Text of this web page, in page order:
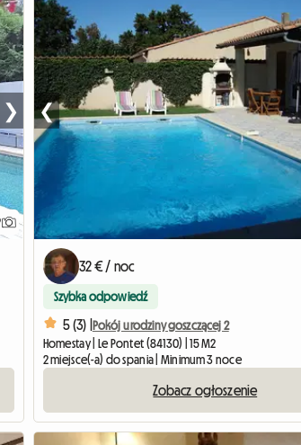
❯ ❮
32 € / noc
Szybka odpowiedź
5 (3) |
Pokój u rodziny goszczącej 2
Homestay | Le Pontet (84130) | 15 M2
2 miejsce(-a) do spania | Minimum 3 noce
Zobacz ogłoszenie